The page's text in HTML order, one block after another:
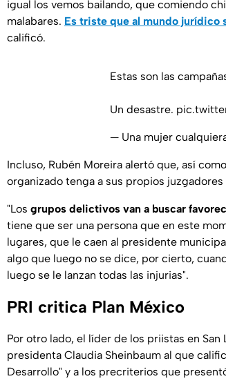
igual los vemos bailando, que comiendo
malabares. Es triste que al mundo jurídico
calificó.
Estas son las
Un desastre.
— Una mujer
Incluso, Rubén Moreira alertó que, así
organizado tenga a sus propios juzgadores
"Los grupos delictivos van a buscar
tiene que ser una persona que en este
lugares, que le caen al presidente
algo que luego no se dice, por cierto,
luego se le lanzan todas las injurias".
PRI critica Plan México
Por otro lado, el líder de los priistas en San
presidenta Claudia Sheinbaum al que
Desarrollo" y a los precriterios que